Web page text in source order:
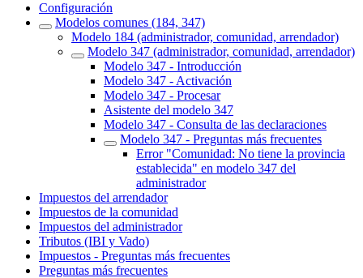
Configuración
Modelos comunes (184, 347)
Modelo 184 (administrador, comunidad, arrendador)
Modelo 347 (administrador, comunidad, arrendador)
Modelo 347 - Introducción
Modelo 347 - Activación
Modelo 347 - Procesar
Asistente del modelo 347
Modelo 347 - Consulta de las declaraciones
Modelo 347 - Preguntas más frecuentes
Error "Comunidad: No tiene la provincia
establecida" en modelo 347 del
administrador
Impuestos del arrendador
Impuestos de la comunidad
Impuestos del administrador
Tributos (IBI y Vado)
Impuestos - Preguntas más frecuentes
Preguntas más frecuentes